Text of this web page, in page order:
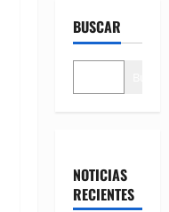
BUSCAR
NOTICIAS
RECIENTES